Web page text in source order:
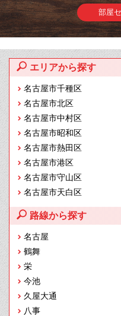
部屋
エリアから探す
名古屋市千種区
名古屋市北区
名古屋市中村区
名古屋市昭和区
名古屋市熱田区
名古屋市港区
名古屋市守山区
名古屋市天白区
路線から探す
名古屋
鶴舞
栄
今池
久屋大通
八事